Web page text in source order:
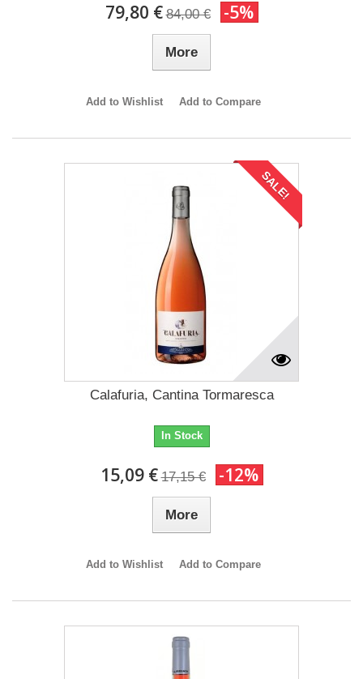
79,80 € 84,00 € -5%
More
Add to Wishlist Add to Compare
SALE!
Calafuria, Cantina Tormaresca
In Stock
15,09 € 17,15 € -12%
More
Add to Wishlist Add to Compare